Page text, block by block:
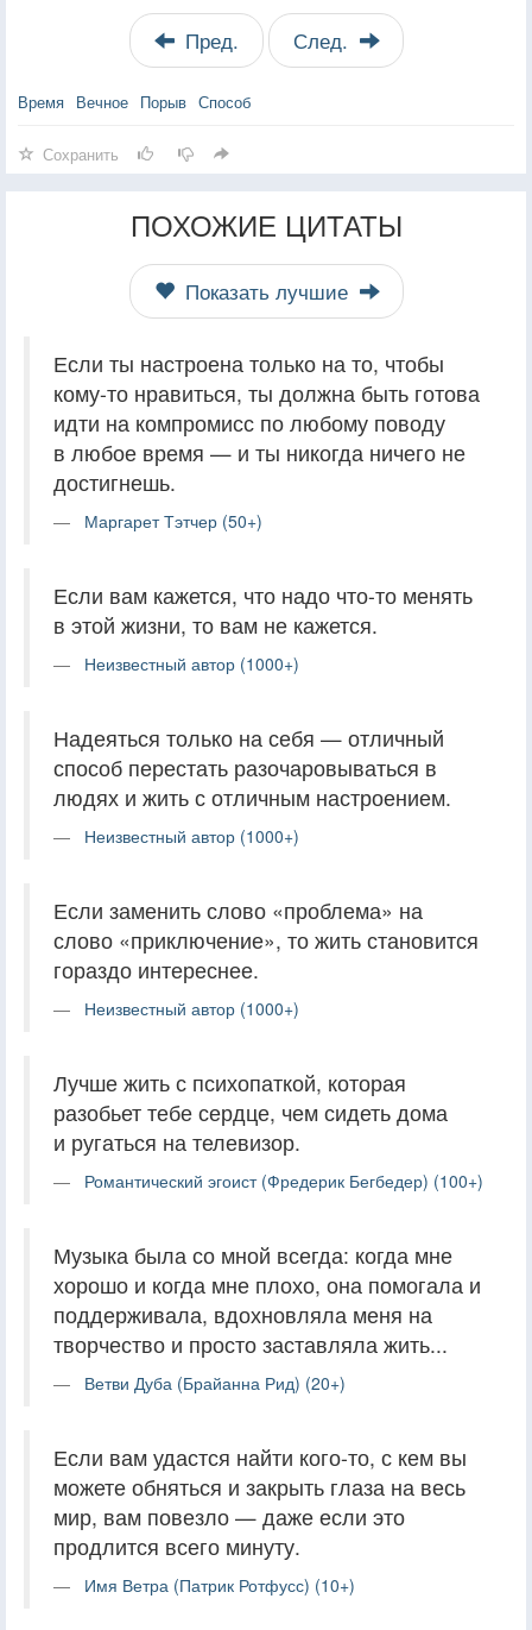
Пред. След.
Время Вечное Порыв Способ
Сохранить
ПОХОЖИЕ ЦИТАТЫ
Показать лучшие
Если ты настроена только на то, чтобы
кому-то нравиться, ты должна быть готова
идти на компромисс по любому поводу
в любое время — и ты никогда ничего не
достигнешь.
Маргарет Тэтчер (50+)
Если вам кажется, что надо что-то менять
в этой жизни, то вам не кажется.
Неизвестный автор (1000+)
Надеяться только на себя — отличный
способ перестать разочаровываться в
людях и жить с отличным настроением.
Неизвестный автор (1000+)
Если заменить слово «проблема» на
слово «приключение», то жить становится
гораздо интереснее.
Неизвестный автор (1000+)
Лучше жить с психопаткой, которая
разобьет тебе сердце, чем сидеть дома
и ругаться на телевизор.
Романтический эгоист (Фредерик Бегбедер) (100+)
Музыка была со мной всегда: когда мне
хорошо и когда мне плохо, она помогала и
поддерживала, вдохновляла меня на
творчество и просто заставляла жить...
Ветви Дуба (Брайанна Рид) (20+)
Если вам удастся найти кого-то, с кем вы
можете обняться и закрыть глаза на весь
мир, вам повезло — даже если это
продлится всего минуту.
Имя Ветра (Патрик Ротфусс) (10+)